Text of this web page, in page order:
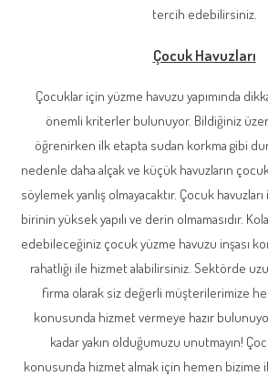
tercih edebilirsiniz.
Çocuk Havuzları
Çocuklar için yüzme havuzu yapımında
önemli kriterler bulunuyor. Bildiğiniz
öğrenirken ilk etapta sudan korkma gibi
nedenle daha alçak ve küçük havuzların
söylemek yanlış olmayacaktır. Çocuk
birinin yüksek yapılı ve derin olmamasıdır.
edebileceğiniz çocuk yüzme havuzu inşası
rahatlığı ile hizmet alabilirsiniz. Sektörde
firma olarak siz değerli müşterilerimize
konusunda hizmet vermeye hazır
kadar yakın olduğumuzu unutmayın!
konusunda hizmet almak için hemen bizime